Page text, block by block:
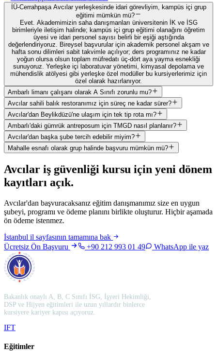
İÜ-Cerrahpaşa Avcılar yerleşkesinde idari görevliyim, kampüs içi grup
eğitimi mümkün mü?
Evet. Akademimizin saha danışmanları üniversitenin İK ve İSG
birimleriyle iletişim halinde; kampüs içi grup eğitimi olanağını öğretim
üyesi ve idari personel sayısı belirli bir eşiği aştığında
değerlendiriyoruz. Bireysel başvurular için akademik personel akşam ve
hafta sonu dilimleri sabit takvimle açılıyor; ders programınız ne kadar
yoğun olursa olsun toplam müfredatı üç-dört aya yayma esnekliği
sunuyoruz. Yerleşke içi laboratuvar yönetimi, kimyasal depolama ve
mühendislik atölyesi gibi yerleşke özel modüller bu kursiyerlerimiz için
özel olarak hazırlanıyor.
Ambarlı limanı çalışanı olarak A Sınıfı zorunlu mu?
Avcılar sahili balık restoranımız için süreç ne kadar sürer?
Avcılar'dan Beylikdüzü'ne ulaşım için tek tip rota mı?
Ambarlı'daki gümrük antreposum için TMGD nasıl planlanır?
Avcılar'dan başka şube tercih edebilir miyim?
Mahalle esnafı olarak grup halinde başvuru mümkün mü?
Avcılar iş güvenliği kursu için yeni dönem
kayıtları açık.
Avcılar'dan başvuracaksanız eğitim danışmanımız size en uygun
şubeyi, programı ve ödeme planını birlikte oluşturur. Hiçbir aşamada
ön ödeme istenmez.
İstanbul il sayfasının tamamına bak
Ücretsiz Ön Başvuru
+90 212 993 01 49 WhatsApp ile yaz
Bakanlık onaylı A, B, C Sınıfı İSG, İşyeri Hekimliği,
DSP ve Hijyen eğitimleri ile uzun yıllardır binlerce
kursiyere kariyer kapısı açıyoruz.
IFT
Eğitimler